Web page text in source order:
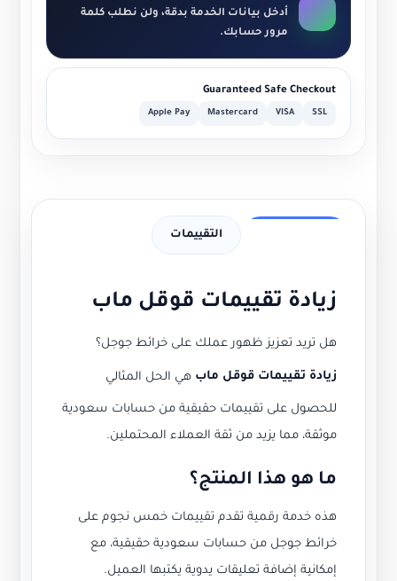
أدخل بيانات الخدمة بدقة، ولن نطلب كلمة
مرور حسابك.
Guaranteed Safe Checkout
SSL
VISA
Mastercard
Apple Pay
التقييمات
زيادة تقييمات قوقل ماب
هل تريد تعزيز ظهور عملك على خرائط جوجل؟
زيادة تقييمات قوقل ماب هي الحل المثالي
للحصول على تقييمات حقيقية من حسابات سعودية
موثقة، مما يزيد من ثقة العملاء المحتملين.
ما هو هذا المنتج؟
هذه خدمة رقمية تقدم تقييمات خمس نجوم على
خرائط جوجل من حسابات سعودية حقيقية، مع
إمكانية إضافة تعليقات يدوية يكتبها العميل.